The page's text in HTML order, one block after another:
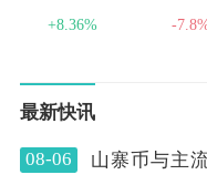
+8.36% -
最新快讯
08-06 山寨币与主